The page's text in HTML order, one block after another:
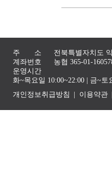
주 소
전북특별자치도
계좌번호
농협 365-01-
운영시간
화~목요일 10:00~22:00 | 금~토
개인정보취급방침
이용약관